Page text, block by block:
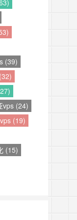
(39)
vps (24)
(19)
(15)